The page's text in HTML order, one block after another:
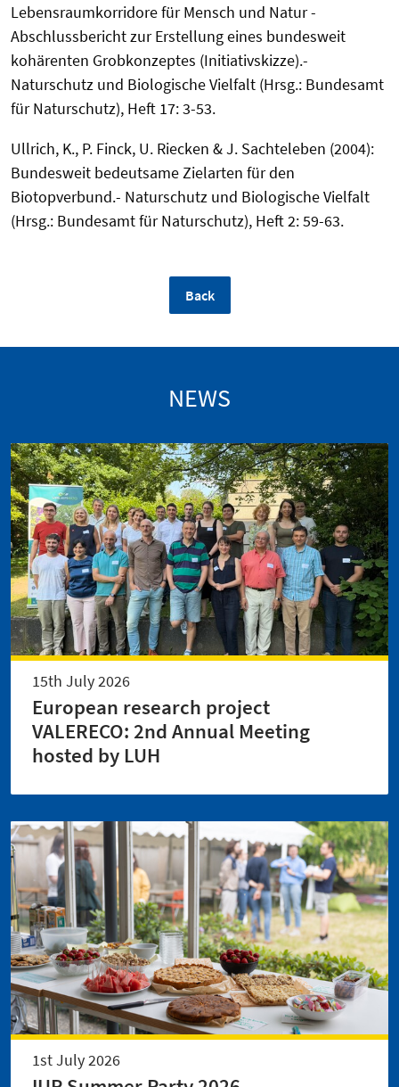
Lebensraumkorridore für Mensch und Natur -
Abschlussbericht zur Erstellung eines bundesweit
kohärenten Grobkonzeptes (Initiativskizze).-
Naturschutz und Biologische Vielfalt (Hrsg.: Bundesamt
für Naturschutz), Heft 17: 3-53.
Ullrich, K., P. Finck, U. Riecken & J. Sachteleben (2004):
Bundesweit bedeutsame Zielarten für den
Biotopverbund.- Naturschutz und Biologische Vielfalt
(Hrsg.: Bundesamt für Naturschutz), Heft 2: 59-63.
Back
NEWS
15th July 2026
European research project
VALERECO: 2nd Annual Meeting
hosted by LUH
1st July 2026